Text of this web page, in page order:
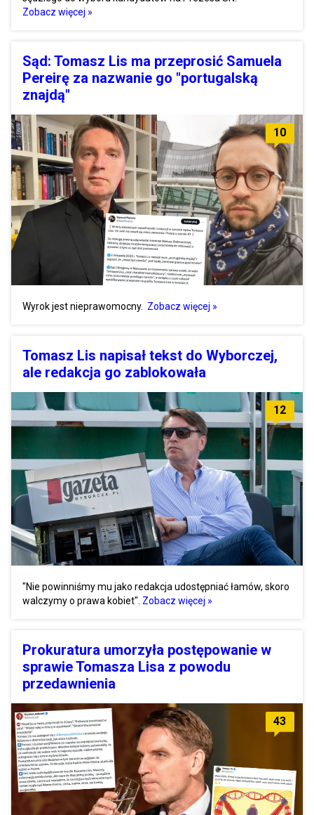
Zobacz więcej »
Sąd: Tomasz Lis ma przeprosić Samuela
Pereirę za nazwanie go "portugalską
znajdą"
10
Wyrok jest nieprawomocny. Zobacz więcej »
Tomasz Lis napisał tekst do Wyborczej,
ale redakcja go zablokowała
12
"Nie powinniśmy mu jako redakcja udostępniać łamów, skoro
walczymy o prawa kobiet". Zobacz więcej »
Prokuratura umorzyła postępowanie w
sprawie Tomasza Lisa z powodu
przedawnienia
43